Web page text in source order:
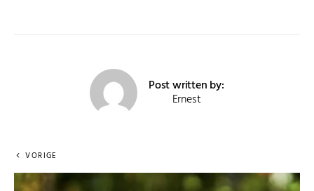
Post written by:
Ernest
VORIGE